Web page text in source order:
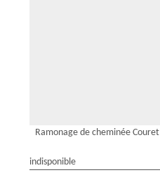
Ramonage de cheminée Couret
indisponible